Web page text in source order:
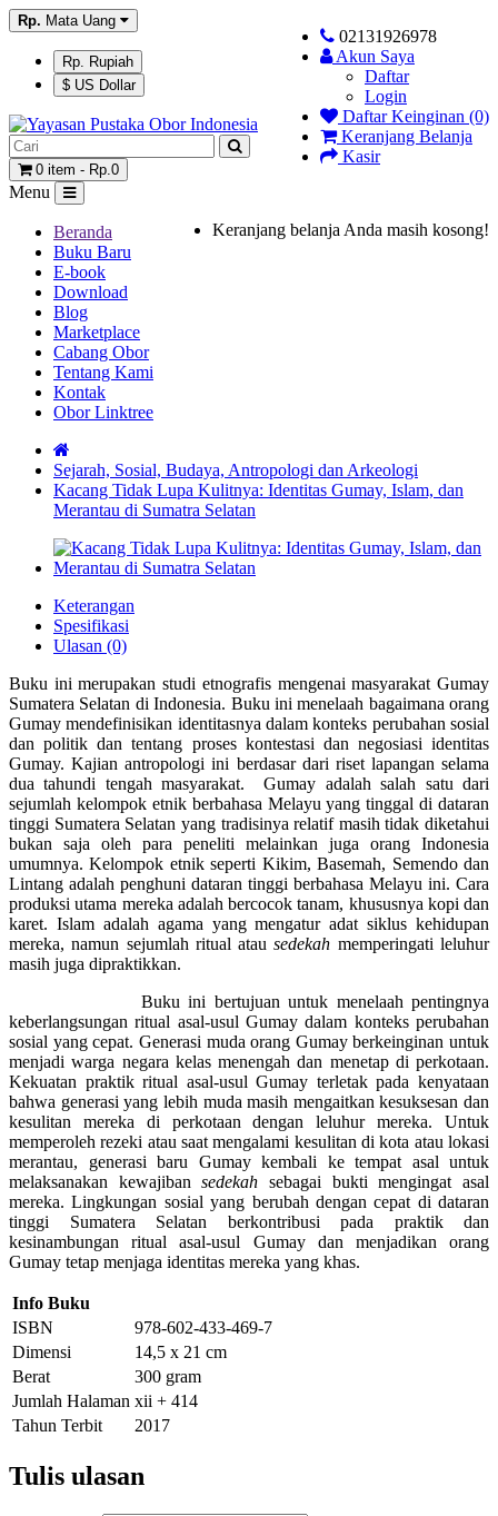
Rp. Mata Uang
Rp. Rupiah
$ US Dollar
02131926978
Akun Saya
Daftar
Login
Daftar Keinginan (0)
Keranjang Belanja
Kasir
0 item - Rp.0
Keranjang belanja Anda masih kosong!
Menu
Beranda
Buku Baru
E-book
Download
Blog
Marketplace
Cabang Obor
Tentang Kami
Kontak
Obor Linktree
Sejarah, Sosial, Budaya, Antropologi dan Arkeologi
Kacang Tidak Lupa Kulitnya: Identitas Gumay, Islam, dan
Merantau di Sumatra Selatan
Keterangan
Spesifikasi
Ulasan (0)
Buku ini merupakan studi etnografis mengenai masyarakat Gumay
Sumatera Selatan di Indonesia. Buku ini menelaah bagaimana orang
Gumay mendefinisikan identitasnya dalam konteks perubahan sosial
dan politik dan tentang proses kontestasi dan negosiasi identitas
Gumay. Kajian antropologi ini berdasar dari riset lapangan selama
dua tahundi tengah masyarakat. Gumay adalah salah satu dari
sejumlah kelompok etnik berbahasa Melayu yang tinggal di dataran
tinggi Sumatera Selatan yang tradisinya relatif masih tidak diketahui
bukan saja oleh para peneliti melainkan juga orang Indonesia
umumnya. Kelompok etnik seperti Kikim, Basemah, Semendo dan
Lintang adalah penghuni dataran tinggi berbahasa Melayu ini. Cara
produksi utama mereka adalah bercocok tanam, khususnya kopi dan
karet. Islam adalah agama yang mengatur adat siklus kehidupan
mereka, namun sejumlah ritual atausedekah memperingati leluhur
masih juga dipraktikkan.
Buku ini bertujuan untuk menelaah pentingnya
keberlangsungan ritual asal-usul Gumay dalam konteks perubahan
sosial yang cepat. Generasi muda orang Gumay berkeinginan untuk
menjadi warga negara kelas menengah dan menetap di perkotaan.
Kekuatan praktik ritual asal-usul Gumay terletak pada kenyataan
bahwa generasi yang lebih muda masih mengaitkan kesuksesan dan
kesulitan mereka di perkotaan dengan leluhur mereka. Untuk
memperoleh rezeki atau saat mengalami kesulitan di kota atau lokasi
merantau, generasi baru Gumay kembali ke tempat asal untuk
melaksanakan kewajibansedekah sebagai bukti mengingat asal
mereka. Lingkungan sosial yang berubah dengan cepat di dataran
tinggi Sumatera Selatan berkontribusi pada praktik dan
kesinambungan ritual asal-usul Gumay dan menjadikan orang
Gumay tetap menjaga identitas mereka yang khas.
Info Buku
ISBN
978-602-433-469-7
Dimensi
14,5 x 21 cm
Berat
300 gram
Jumlah Halaman xii + 414
Tahun Terbit
2017
Tulis ulasan